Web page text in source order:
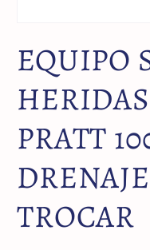
EQUIPO
PRATT
TROCAR